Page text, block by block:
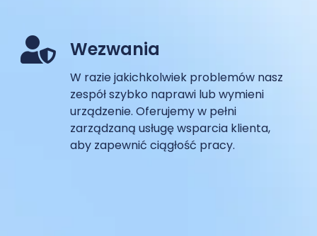
Wezwania
W razie jakichkolwiek problemów nasz
zespół szybko naprawi lub wymieni
urządzenie. Oferujemy w pełni
zarządzaną usługę wsparcia klienta,
aby zapewnić ciągłość pracy.